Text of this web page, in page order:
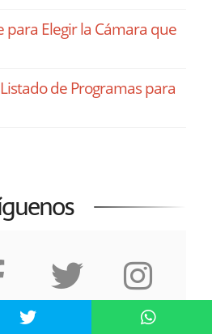
para Elegir la Cámara que
de Programas para